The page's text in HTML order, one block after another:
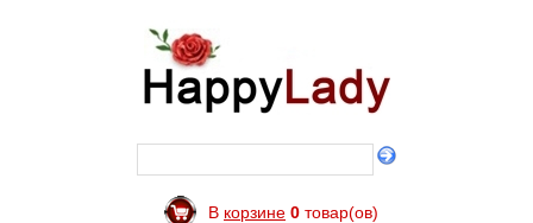
В корзине 0 товар(ов)